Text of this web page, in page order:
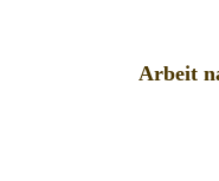
Arbeit